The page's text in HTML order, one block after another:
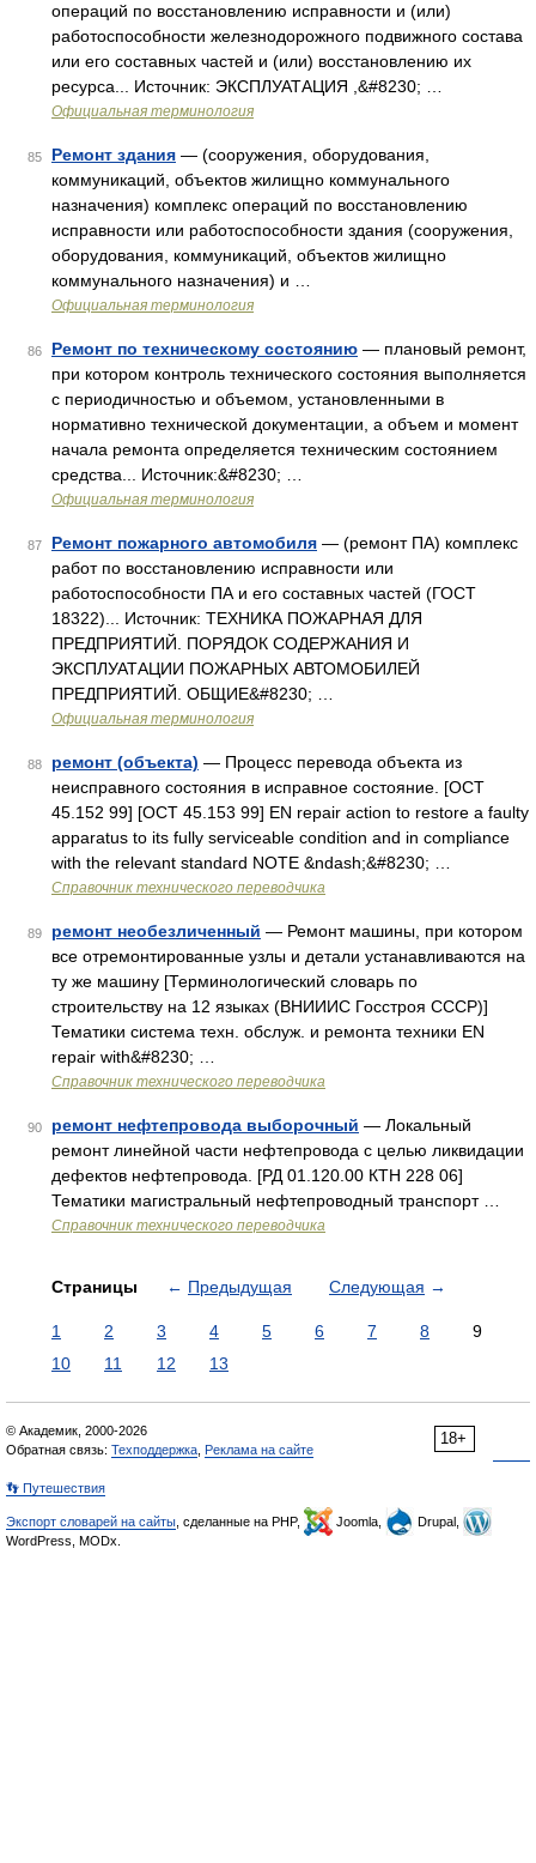
операций по восстановлению исправности и (или)
работоспособности железнодорожного подвижного состава
или его составных частей и (или) восстановлению их
ресурса... Источник: ЭКСПЛУАТАЦИЯ ,&#8230; …
Официальная терминология
85 Ремонт здания — (сооружения, оборудования,
коммуникаций, объектов жилищно коммунального
назначения) комплекс операций по восстановлению
исправности или работоспособности здания (сооружения,
оборудования, коммуникаций, объектов жилищно
коммунального назначения) и …
Официальная терминология
86 Ремонт по техническому состоянию — плановый ремонт,
при котором контроль технического состояния выполняется
с периодичностью и объемом, установленными в
нормативно технической документации, а объем и момент
начала ремонта определяется техническим состоянием
средства... Источник:&#8230; …
Официальная терминология
87 Ремонт пожарного автомобиля — (ремонт ПА) комплекс
работ по восстановлению исправности или
работоспособности ПА и его составных частей (ГОСТ
18322)... Источник: ТЕХНИКА ПОЖАРНАЯ ДЛЯ
ПРЕДПРИЯТИЙ. ПОРЯДОК СОДЕРЖАНИЯ И
ЭКСПЛУАТАЦИИ ПОЖАРНЫХ АВТОМОБИЛЕЙ
ПРЕДПРИЯТИЙ. ОБЩИЕ&#8230; …
Официальная терминология
88 ремонт (объекта) — Процесс перевода объекта из
неисправного состояния в исправное состояние. [ОСТ
45.152 99] [ОСТ 45.153 99] EN repair action to restore a faulty
apparatus to its fully serviceable condition and in compliance
with the relevant standard NOTE &ndash;&#8230; …
Справочник технического переводчика
89 ремонт необезличенный — Ремонт машины, при котором
все отремонтированные узлы и детали устанавливаются на
ту же машину [Терминологический словарь по
строительству на 12 языках (ВНИИИС Госстроя СССР)]
Тематики система техн. обслуж. и ремонта техники EN
repair with&#8230; …
Справочник технического переводчика
90 ремонт нефтепровода выборочный — Локальный
ремонт линейной части нефтепровода с целью ликвидации
дефектов нефтепровода. [РД 01.120.00 КТН 228 06]
Тематики магистральный нефтепроводный транспорт …
Справочник технического переводчика
Страницы ← Предыдущая Следующая →
1 2 3 4 5 6 7 8
9
10
11 12 13
18+
© Академик, 2000-2026
Обратная связь: Техподдержка Реклама на сайте
👣 Путешествия
Экспорт словарей на сайты , сделанные на PHP, Joomla,
Drupal,
WordPress, MODx.